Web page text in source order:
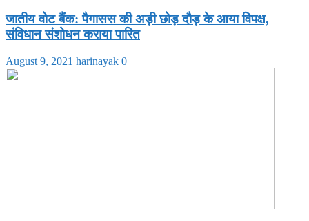
जातीय वोट बैंक: पैगासस की अड़ी छोड़ दौड़ के आया विपक्ष,
संविधान संशोधन कराया पारित
August 9, 2021 harinayak 0